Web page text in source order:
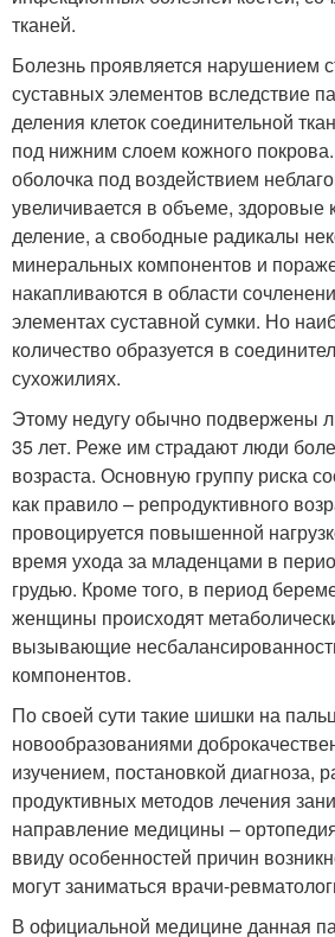
тканей.
Болезнь проявляется нарушением
суставных элементов вследствие
деления клеток соединительной
под нижним слоем кожного
оболочка под воздействием
увеличивается в объеме, здоровые
деление, а свободные радикалы
минеральных компонентов и
накапливаются в области
элементах суставной сумки. Но
количество образуется в
сухожилиях.
Этому недугу обычно подвержены
35 лет. Реже им страдают люди
возраста. Основную группу риска
как правило – репродуктивного
провоцируется повышенной
время ухода за младенцами в
грудью. Кроме того, в период
женщины происходят
вызывающие
компонентов.
По своей сути такие шишки на
новообразованиями
изучением, постановкой диагноза,
продуктивных методов лечения
направление медицины –
ввиду особенностей причин
могут заниматься врачи-
В официальной медицине данная